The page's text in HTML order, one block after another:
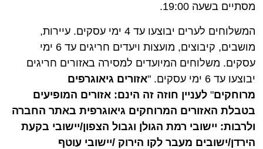
מסתיים בשעה 19:00.
המשלוחים לערים יבוצעו עד 4 ימי עסקים. עיירות,
מושבים, קיבוצים, מועצות ויעדים חריגים עד 6 ימי
עסקים. משלוחים המיועדים למסירה באזורים חריגים
יבוצעו עד 6 ימי עסקים. "
אזורים גיאוגרפים
מרוחקים" לעניין חוזה זה הינם: אזורים המופיעים
בטבלת האזורים המרוחקים גיאוגרפית באתר החברה
ולרבות: יישובי רמת הגולן וגבול הצפון/יישובי בקעת
הירדן/ישובים מעבר לקו הירוק /יישובי עוטף